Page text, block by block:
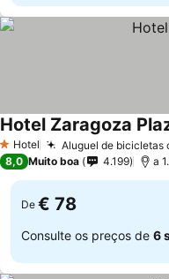
1 Estrelas
Hotel Aluguel de bicicletas
Hotel Zaragoza
8,0 Muito boa 4.199 a
De € 78
Consulte os preços de 6